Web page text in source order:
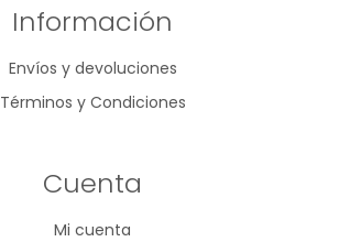
Información
Envíos y devoluciones
Términos y Condiciones
Cuenta
Mi cuenta